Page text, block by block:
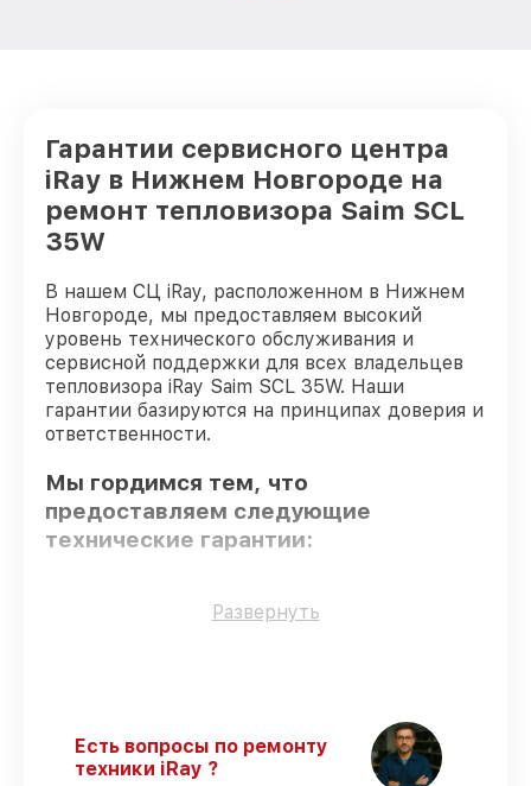
Гарантии сервисного центра
iRay в Нижнем Новгороде на
ремонт тепловизора Saim SCL
35W
В нашем СЦ iRay, расположенном в Нижнем
Новгороде, мы предоставляем высокий
уровень технического обслуживания и
сервисной поддержки для всех владельцев
тепловизора iRay Saim SCL 35W. Наши
гарантии базируются на принципах доверия и
ответственности.
Мы гордимся тем, что
предоставляем следующие
технические гарантии:
Только фирменные комплектующие
Соблюдение сроков сервиса– починка
тепловизора Saim SCL 35W выполняется
Развернуть
Есть вопросы по ремонту
техники iRay ?